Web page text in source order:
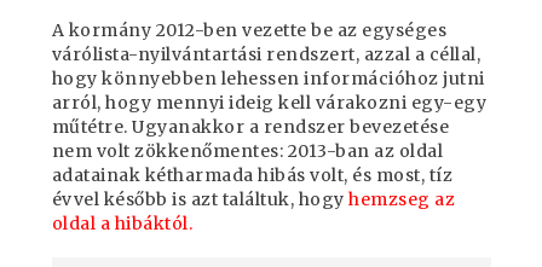
A kormány 2012-ben vezette be az egységes
várólista-nyilvántartási rendszert, azzal a céllal,
hogy könnyebben lehessen információhoz jutni
arról, hogy mennyi ideig kell várakozni egy-egy
műtétre. Ugyanakkor a rendszer bevezetése
nem volt zökkenőmentes: 2013-ban az oldal
adatainak kétharmada hibás volt, és most, tíz
évvel később is azt találtuk, hogyhemzseg az
oldal a hibáktól.